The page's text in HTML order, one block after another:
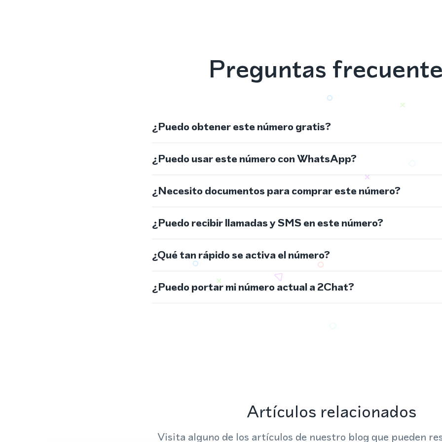
Preguntas
¿Puedo obtener este número gratis?
¿Puedo usar este número con WhatsApp?
¿Necesito documentos para comprar este número?
¿Puedo recibir llamadas y SMS en este número?
¿Qué tan rápido se activa el número?
¿Puedo portar mi número actual a 2Chat?
Artículos relacionados
Visita alguno de los artículos de nuestro blog que pueden